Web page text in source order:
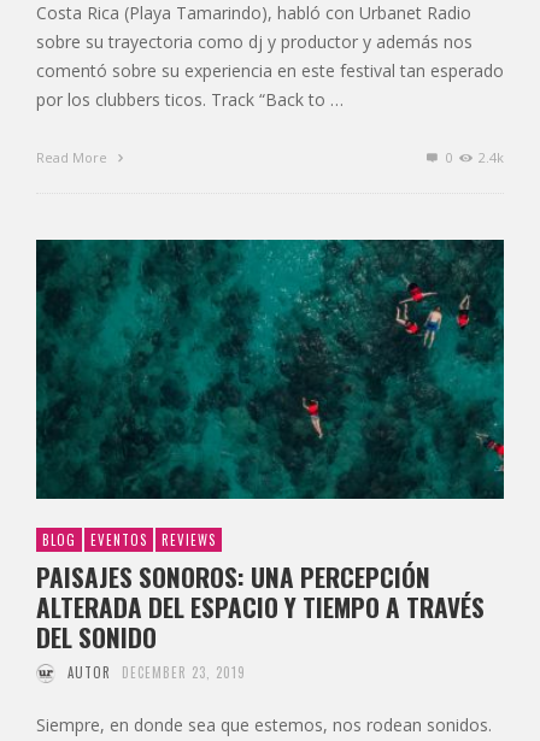
Costa Rica (Playa Tamarindo), habló con Urbanet Radio
sobre su trayectoria como dj y productor y además nos
comentó sobre su experiencia en este festival tan esperado
por los clubbers ticos. Track “Back to …
Read More 0 2.4k
BLOG EVENTOS REVIEWS
PAISAJES SONOROS: UNA PERCEPCIÓN
ALTERADA DEL ESPACIO Y TIEMPO A TRAVÉS
DEL SONIDO
AUTOR DECEMBER 23, 2019
Siempre, en donde sea que estemos, nos rodean sonidos.